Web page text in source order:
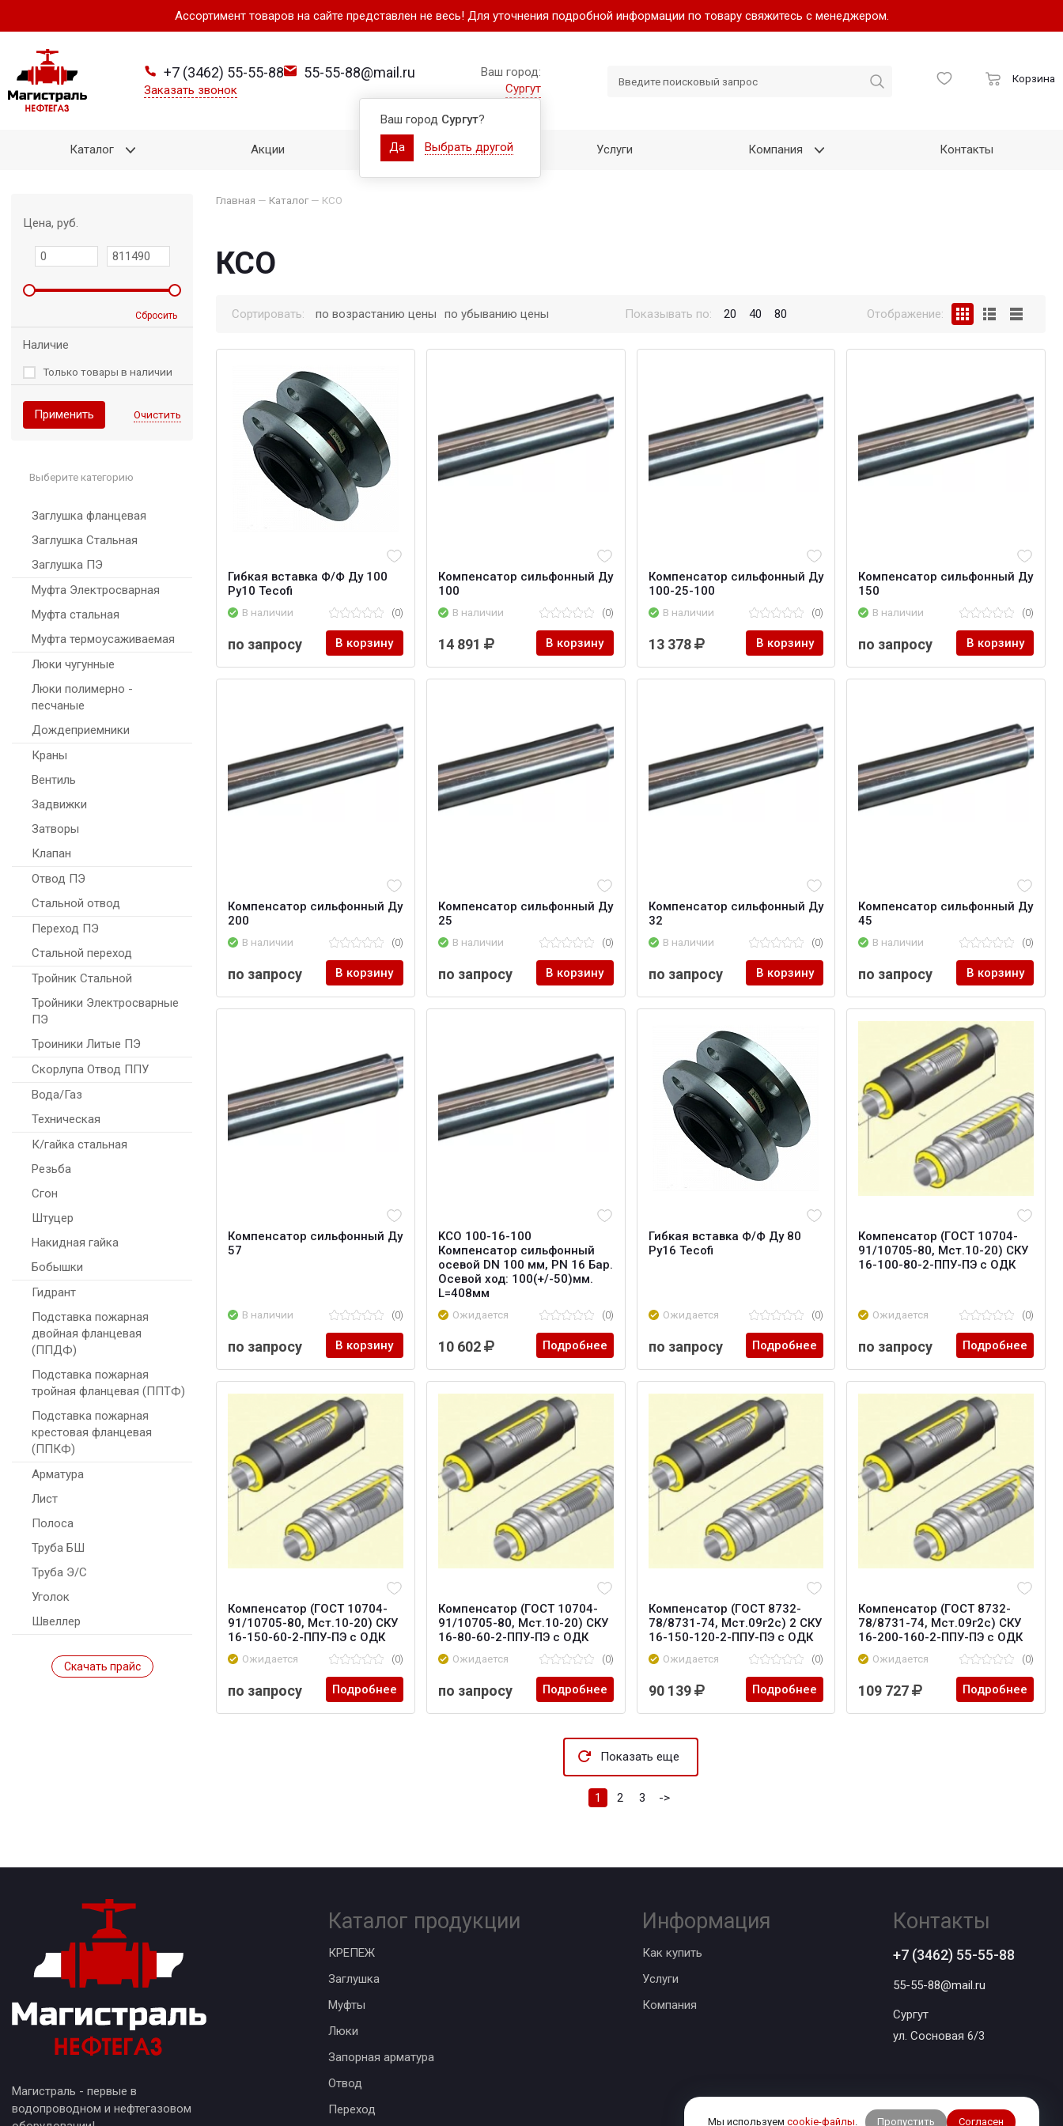
Ассортимент товаров на сайте представлен не весь! Для уточнения подробной информации по товару свяжитесь с менеджером.
+7 (3462) 55-55-88
Заказать звонок
55-55-88@mail.ru
Ваш город:
Сургут
Ваш город Сургут?
Да
Выбрать другой
Корзина
Каталог Акции Как купить Услуги Компания Контакты
Выберите категорию
Заглушка фланцевая
Заглушка Стальная
Заглушка ПЭ
Муфта Электросварная
Муфта стальная
Муфта термоусаживаемая
Люки чугунные
Люки полимерно -
песчаные
Дождеприемники
Краны
Вентиль
Задвижки
Затворы
Клапан
Отвод ПЭ
Стальной отвод
Переход ПЭ
Стальной переход
Тройник Стальной
Тройники Электросварные
ПЭ
Троиники Литые ПЭ
Скорлупа Отвод ППУ
Вода/Газ
Техническая
К/гайка стальная
Резьба
Сгон
Штуцер
Накидная гайка
Бобышки
Гидрант
Подставка пожарная
двойная фланцевая
(ППДФ)
Подставка пожарная
тройная фланцевая (ППТФ)
Подставка пожарная
крестовая фланцевая
(ППКФ)
Арматура
Лист
Полоса
Труба БШ
Труба Э/С
Уголок
Швеллер
Цена, руб.
Сбросить
Наличие
Только товары в наличии
Применить Очистить
Скачать прайс
Главная — Каталог — КСО
КСО
Сортировать: по возрастанию цены по убыванию цены Показывать по: 20 40 80 Отображение:
Гибкая вставка Ф/Ф Ду 100
Ру10 Tecofi
В наличии (0)
по запросу В корзину
Компенсатор сильфонный Ду
100
В наличии (0)
14 891 В корзину
Компенсатор сильфонный Ду
100-25-100
В наличии (0)
13 378 В корзину
Компенсатор сильфонный Ду
150
В наличии (0)
по запросу В корзину
Компенсатор сильфонный Ду
200
В наличии (0)
по запросу В корзину
Компенсатор сильфонный Ду
25
В наличии (0)
по запросу В корзину
Компенсатор сильфонный Ду
32
В наличии (0)
по запросу В корзину
Компенсатор сильфонный Ду
45
В наличии (0)
по запросу В корзину
Компенсатор сильфонный Ду
57
В наличии (0)
по запросу В корзину
KCO 100-16-100
Компенсатор сильфонный
осевой DN 100 мм, PN 16 Бар.
Осевой ход: 100(+/-50)мм.
L=408мм
Ожидается (0)
10 602 Подробнее
Гибкая вставка Ф/Ф Ду 80
Ру16 Tecofi
Ожидается (0)
по запросу Подробнее
Компенсатор (ГОСТ 10704-
91/10705-80, Мст.10-20) СКУ
16-100-80-2-ППУ-ПЭ с ОДК
Ожидается (0)
по запросу Подробнее
Компенсатор (ГОСТ 10704-
91/10705-80, Мст.10-20) СКУ
16-150-60-2-ППУ-ПЭ с ОДК
Ожидается (0)
по запросу Подробнее
Компенсатор (ГОСТ 10704-
91/10705-80, Мст.10-20) СКУ
16-80-60-2-ППУ-ПЭ с ОДК
Ожидается (0)
по запросу Подробнее
Компенсатор (ГОСТ 8732-
78/8731-74, Мст.09г2с) 2 СКУ
16-150-120-2-ППУ-ПЭ с ОДК
Ожидается (0)
90 139 Подробнее
Компенсатор (ГОСТ 8732-
78/8731-74, Мст.09г2с) СКУ
16-200-160-2-ППУ-ПЭ с ОДК
Ожидается (0)
109 727 Подробнее
Показать еще
1 2 3 ->
Магистраль - первые в
водопроводном и нефтегазовом
Каталог продукции
КРЕПЕЖ
Заглушка
Муфты
Люки
Запорная арматура
Отвод
Переход
Информация
Как купить
Услуги
Компания
Контакты
+7 (3462) 55-55-88
55-55-88@mail.ru
Сургут
ул. Сосновая 6/3
Мы используем cookie-файлы. Пропустить Согласен